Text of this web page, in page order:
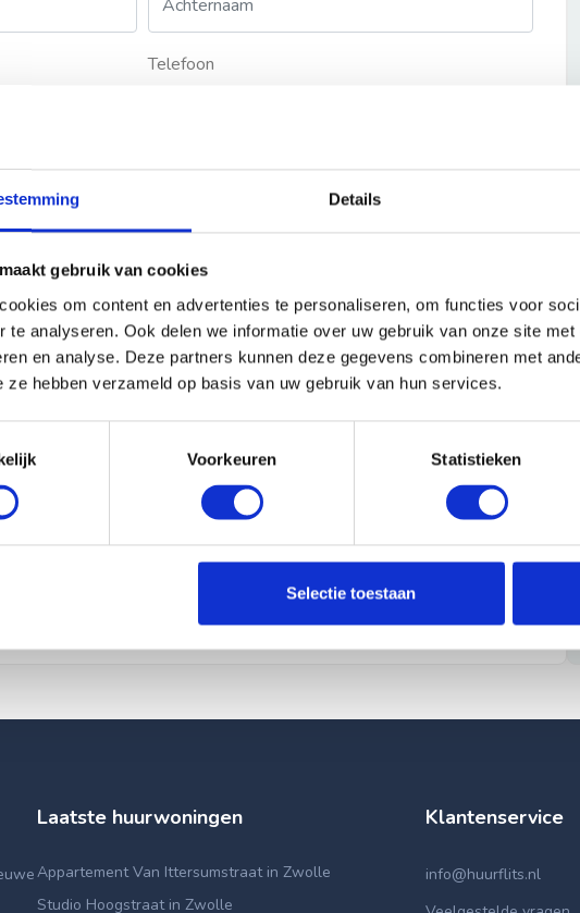
Details
gebruik van cookies
om content en advertenties te personaliseren, om functies voor
te analyseren. Ook delen we informatie over uw gebruik van onze site
en analyse. Deze partners kunnen deze gegevens combineren met
ze hebben verzameld op basis van uw gebruik van hun services.
Voorkeuren Statistieken
Selectie toestaan
Telefoon
Laatste huurwoningen
Appartement Van Ittersumstraat in Zwolle
Studio Hoogstraat in Zwolle
Klantenservice
info@huurflits.nl